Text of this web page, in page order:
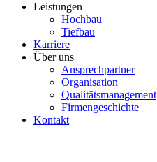
Leistungen
Hochbau
Tiefbau
Karriere
Über uns
Ansprechpartner
Organisation
Qualitätsmanagement
Firmengeschichte
Kontakt